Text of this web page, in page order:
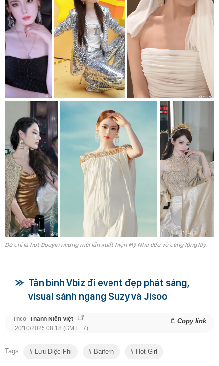
Dù chỉ là hot Douyin nhưng mỗi lần xuất hiện Mỹ Nha đều vô cùng lộng lẫy.
Tân binh Vbiz đi event đẹp phát sáng,
visual sánh ngang Suzy và Jisoo
Theo Thanh Niên Việt Copy link
20/10/2025 08:18 (GMT +7)
Tags Lưu Diệc Phi Baifern Hot Girl